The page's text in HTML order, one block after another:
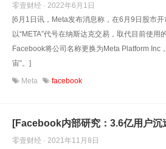
零壹财经 · 2022年6月1日
[6月1日讯，Meta发布消息称，在6月9日股市
以“META”代号在纳斯达克交易，取代目前使用
Facebook将公司名称更换为Meta Platform Inc
宙”。]
Meta facebook
[Facebook内部研究：3.6亿用户沉
零壹财经 · 2021年11月8日